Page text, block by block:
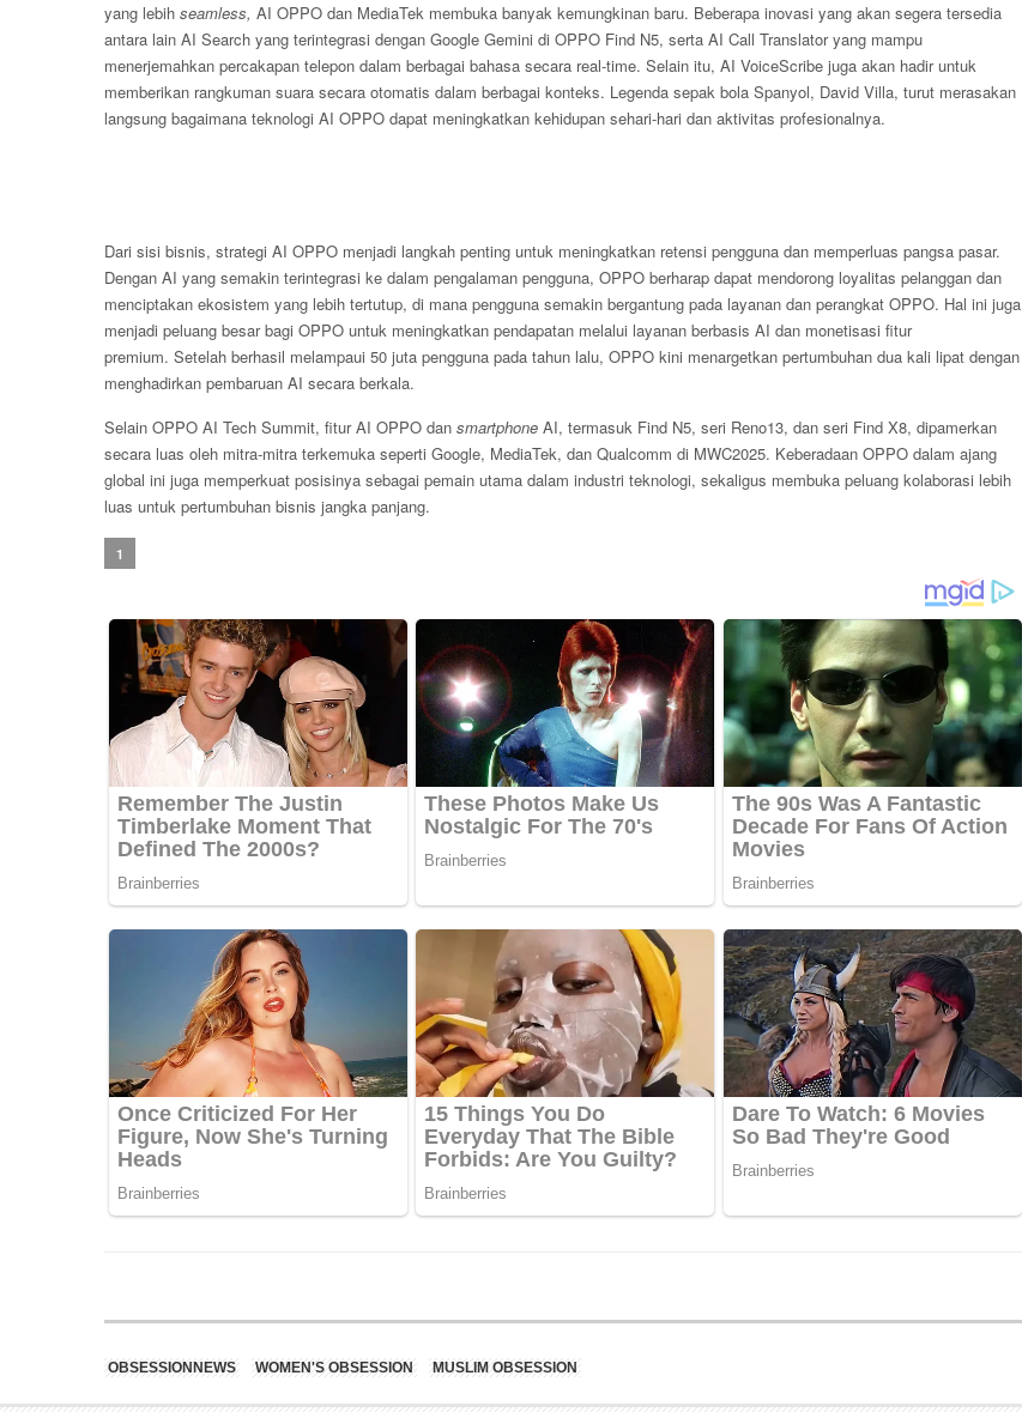
yang lebih seamless, AI OPPO dan MediaTek membuka banyak kemungkinan baru. Beberapa inovasi yang akan segera tersedia
antara lain AI Search yang terintegrasi dengan Google Gemini di OPPO Find N5, serta AI Call Translator yang mampu
menerjemahkan percakapan telepon dalam berbagai bahasa secara real-time. Selain itu, AI VoiceScribe juga akan hadir untuk
memberikan rangkuman suara secara otomatis dalam berbagai konteks. Legenda sepak bola Spanyol, David Villa, turut merasakan
langsung bagaimana teknologi AI OPPO dapat meningkatkan kehidupan sehari-hari dan aktivitas profesionalnya.
Dari sisi bisnis, strategi AI OPPO menjadi langkah penting untuk meningkatkan retensi pengguna dan memperluas pangsa pasar.
Dengan AI yang semakin terintegrasi ke dalam pengalaman pengguna, OPPO berharap dapat mendorong loyalitas pelanggan dan
menciptakan ekosistem yang lebih tertutup, di mana pengguna semakin bergantung pada layanan dan perangkat OPPO. Hal ini juga
menjadi peluang besar bagi OPPO untuk meningkatkan pendapatan melalui layanan berbasis AI dan monetisasi fitur
premium. Setelah berhasil melampaui 50 juta pengguna pada tahun lalu, OPPO kini menargetkan pertumbuhan dua kali lipat dengan
menghadirkan pembaruan AI secara berkala.
Selain OPPO AI Tech Summit, fitur AI OPPO dan smartphone AI, termasuk Find N5, seri Reno13, dan seri Find X8, dipamerkan
secara luas oleh mitra-mitra terkemuka seperti Google, MediaTek, dan Qualcomm di MWC2025. Keberadaan OPPO dalam ajang
global ini juga memperkuat posisinya sebagai pemain utama dalam industri teknologi, sekaligus membuka peluang kolaborasi lebih
luas untuk pertumbuhan bisnis jangka panjang.
1
OBSESSIONNEWS WOMEN'S OBSESSION MUSLIM OBSESSION